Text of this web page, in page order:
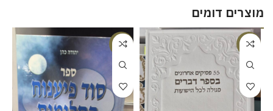
מוצרים דומים
-17%
-14%